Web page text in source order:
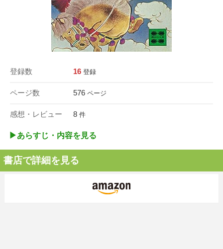
登録数 16 登録
ページ数 576 ページ
感想・レビュー 8 件
▶︎あらすじ・内容を見る
書店で詳細を見る